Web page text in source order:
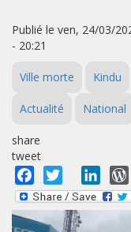
Publié le ven, 24/03/
- 20:21
Ville morte Kindu
Actualité National
share
tweet
Facebook
Twitter